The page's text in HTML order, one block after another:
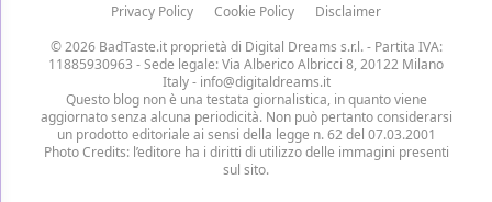
Privacy Policy Cookie Policy
Disclaimer
© 2026 BadTaste.it proprietà di Digital Dreams s.r.l.- Partita IVA:
11885930963 - Sede legale: Via Alberico Albricci 8, 20122 Milano
Italy - info@digitaldreams.it
Questo blog non è una testata giornalistica, in quanto viene
aggiornato senza alcuna periodicità. Non può pertanto considerarsi
un prodotto editoriale ai sensi della legge n. 62 del 07.03.2001
Photo Credits: l’editore ha i diritti di utilizzo delle immagini presenti
sul sito.